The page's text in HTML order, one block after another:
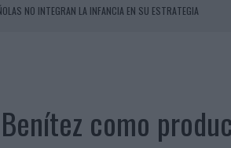
NO INTEGRAN LA INFANCIA EN SU ESTRATEGIA
EN VERANO Y SUPERA AL MÓVIL COMO DISPOSITIVO MÁS
ESPAÑOLES
COMERCIAL GLOBAL
INSPIRADA EN CORNETTO, CALIPPO Y SOLERO
como